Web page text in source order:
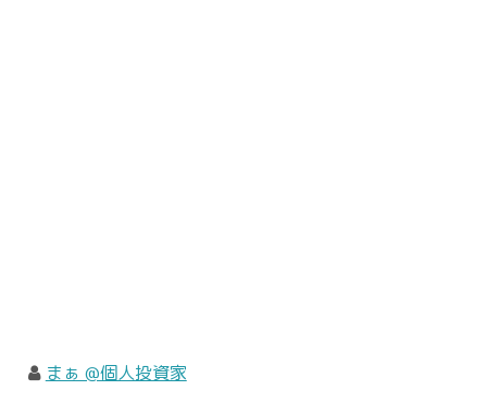
まぁ @個人投資家